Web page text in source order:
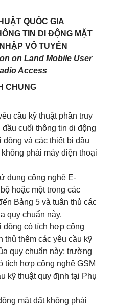
QUỐC GIA
TIN DI ĐỘNG MẶT
VÔ TUYẾN
on Land Mobile User
Access
CHUNG
cầu kỹ thuật phần truy
cuối thông tin di động
động và các thiết bị đầu
phải máy điện thoại
dụng công nghệ E-
hoặc một trong các
Bảng 5 và tuân thủ các
quy chuẩn này.
có tích hợp công
thủ thêm các yêu cầu kỹ
quy chuẩn này; trường
tích hợp công nghệ GSM
kỹ thuật quy định tại Phụ
mặt đất không phải